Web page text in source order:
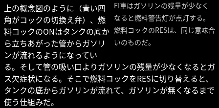
FI車はガソリンの残量が少なく
なると燃料警告灯が点灯する。
燃料コックのRESは、同じ意味合
いのものだ。
上の概念図のように（青い四
角がコックの切換え弁）、燃
料コックのONはタンクの底か
ら立ちあがった管からガソリ
ンが流れるようになってい
る。そして管の吸い口よりガソリンの残量が少なくなるとガ
ス欠症状になる。そこで燃料コックをRESに切り替えると、
タンクの底からガソリンが流れて、ガソリンが無くなるまで
使う仕組みだ。